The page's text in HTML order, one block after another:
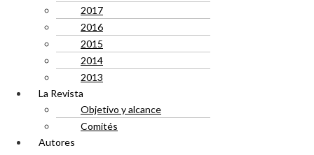
2017
2016
2015
2014
2013
La Revista
Objetivo y alcance
Comités
Autores